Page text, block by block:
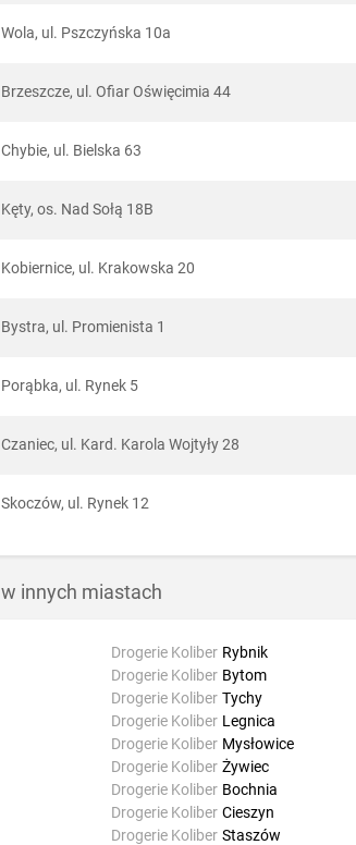
Wola, ul. Pszczyńska 10a
Brzeszcze, ul. Ofiar Oświęcimia 44
Chybie, ul. Bielska 63
Kęty, os. Nad Sołą 18B
Kobiernice, ul. Krakowska 20
Bystra, ul. Promienista 1
Porąbka, ul. Rynek 5
Czaniec, ul. Kard. Karola Wojtyły 28
Skoczów, ul. Rynek 12
w innych miastach
Drogerie Koliber Rybnik
Drogerie Koliber Bytom
Drogerie Koliber Tychy
Drogerie Koliber Legnica
Drogerie Koliber Mysłowice
Drogerie Koliber Żywiec
Drogerie Koliber Bochnia
Drogerie Koliber Cieszyn
Drogerie Koliber Staszów